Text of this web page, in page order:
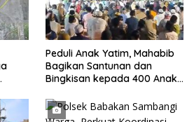
Peduli Anak Yatim, Mahabib
Bagikan Santunan dan
Bingkisan kepada 400 Anak